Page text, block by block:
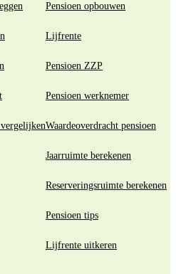
vergelijken
Pensioen opbouwen
Lijfrente
Pensioen ZZP
Pensioen werknemer
Waardeoverdracht pensioen
Jaarruimte berekenen
Reserveringsruimte berekenen
Pensioen tips
Lijfrente uitkeren